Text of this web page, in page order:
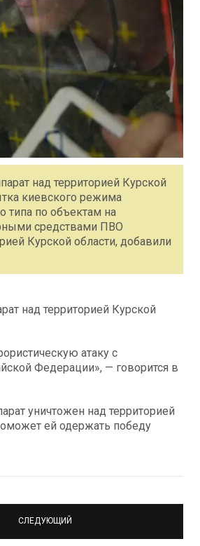
над территорией Курской
киевского режима
типа по объектам на
средствами ПВО
Курской области, добавили
над территорией Курской
атаку c
Федерации», — говорится в
уничтожен над территорией
ей одержать победу
СЛЕДУЮЩИЙ